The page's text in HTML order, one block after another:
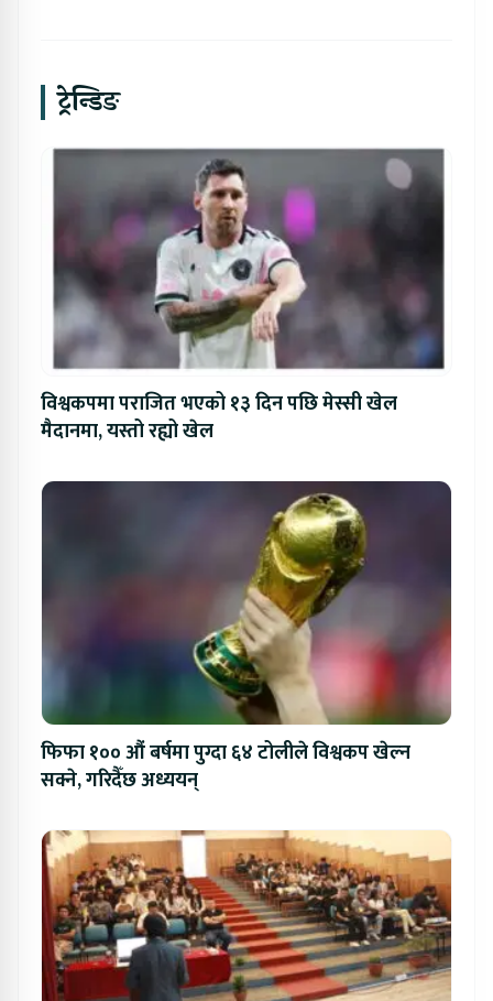
ट्रेन्डिङ
विश्वकपमा पराजित भएको १३ दिन पछि मेस्सी खेल
मैदानमा, यस्तो रह्यो खेल
फिफा १०० औं बर्षमा पुग्दा ६४ टोलीले विश्वकप खेल्न
सक्ने, गरिदैँछ अध्ययन्